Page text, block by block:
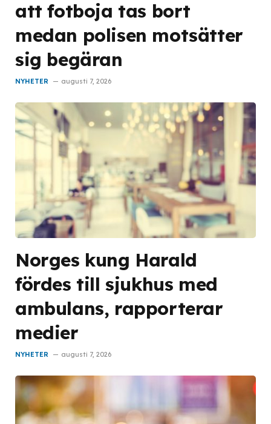
att fotboja tas bort
medan polisen motsätter
sig begäran
NYHETER augusti 7, 2026
Norges kung Harald
fördes till sjukhus med
ambulans, rapporterar
medier
NYHETER augusti 7, 2026